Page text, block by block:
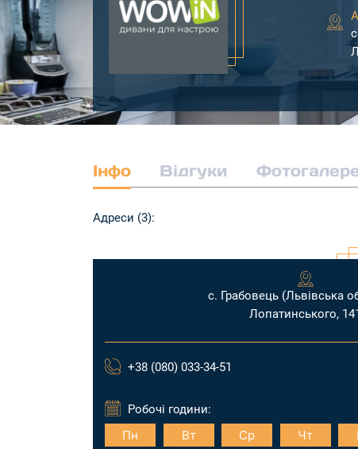
Інфо Відгуки
Адреси (3):
с. Грабовець (Львівська
Лопатинського,
+38 (080) 033-34-51
Робочі години:
Пн Вт Ср Чт